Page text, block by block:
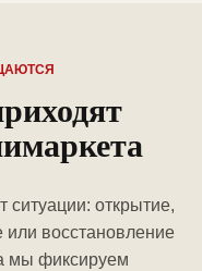
ситуации: открытие,
или восстановление
мы фиксируем